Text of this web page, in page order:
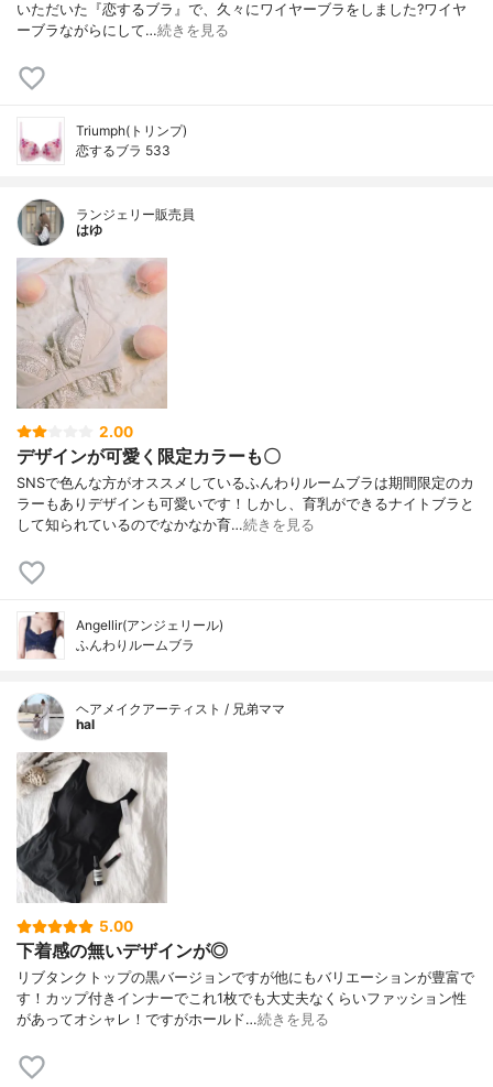
いただいた『恋するブラ』で、久々にワイヤーブラをしました?ワイヤ
ーブラながらにして…続きを見る
Triumph(トリンプ)
恋するブラ 533
ランジェリー販売員
はゆ
2.00
デザインが可愛く限定カラーも〇
SNSで色んな方がオススメしているふんわりルームブラは期間限定のカ
ラーもありデザインも可愛いです！しかし、育乳ができるナイトブラと
して知られているのでなかなか育…続きを見る
Angellir(アンジェリール)
ふんわりルームブラ
ヘアメイクアーティスト / 兄弟ママ
hal
5.00
下着感の無いデザインが◎
リブタンクトップの黒バージョンですが他にもバリエーションが豊富で
す！カップ付きインナーでこれ1枚でも大丈夫なくらいファッション性
があってオシャレ！ですがホールド…続きを見る